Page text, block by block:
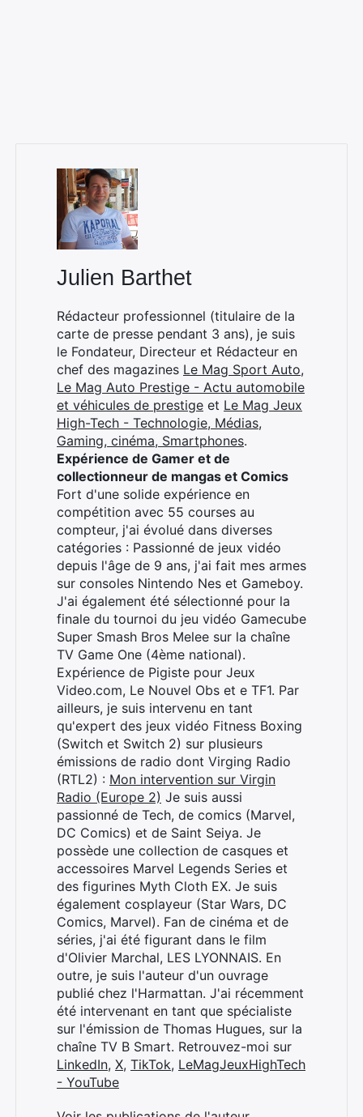
Julien Barthet
Rédacteur professionnel (titulaire de la
carte de presse pendant 3 ans), je suis
le Fondateur, Directeur et Rédacteur en
chef des magazines Le Mag Sport Auto,
Le Mag Auto Prestige - Actu automobile
et véhicules de prestige et Le Mag Jeux
High-Tech - Technologie, Médias,
Gaming, cinéma, Smartphones.
Expérience de Gamer et de
collectionneur de mangas et Comics
Fort d'une solide expérience en
compétition avec 55 courses au
compteur, j'ai évolué dans diverses
catégories : Passionné de jeux vidéo
depuis l'âge de 9 ans, j'ai fait mes armes
sur consoles Nintendo Nes et Gameboy.
J'ai également été sélectionné pour la
finale du tournoi du jeu vidéo Gamecube
Super Smash Bros Melee sur la chaîne
TV Game One (4ème national).
Expérience de Pigiste pour Jeux
Video.com, Le Nouvel Obs et e TF1. Par
ailleurs, je suis intervenu en tant
qu'expert des jeux vidéo Fitness Boxing
(Switch et Switch 2) sur plusieurs
émissions de radio dont Virging Radio
(RTL2) : Mon intervention sur Virgin
Radio (Europe 2) Je suis aussi
passionné de Tech, de comics (Marvel,
DC Comics) et de Saint Seiya. Je
possède une collection de casques et
accessoires Marvel Legends Series et
des figurines Myth Cloth EX. Je suis
également cosplayeur (Star Wars, DC
Comics, Marvel). Fan de cinéma et de
séries, j'ai été figurant dans le film
d'Olivier Marchal, LES LYONNAIS. En
outre, je suis l'auteur d'un ouvrage
publié chez l'Harmattan. J'ai récemment
été intervenant en tant que spécialiste
sur l'émission de Thomas Hugues, sur la
chaîne TV B Smart. Retrouvez-moi sur
LinkedIn, X, TikTok, LeMagJeuxHighTech
- YouTube
Rechercher